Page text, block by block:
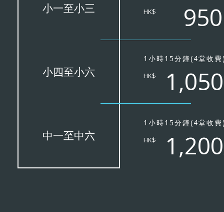
小一至小三
小四至小六
中一至中六
HK$ 950
1小時15分鐘(4堂收
HK$ 1,050
1小時15分鐘(4堂收
HK$